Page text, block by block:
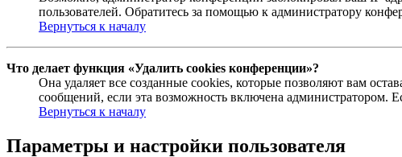
пользователей. Обратитесь за помощью к администратору
Вернуться к началу
Что делает функция «Удалить cookies конференции»?
Она удаляет все созданные cookies, которые позволяют вам
сообщений, если эта возможность включена администратором.
Вернуться к началу
Параметры и настройки пользователя